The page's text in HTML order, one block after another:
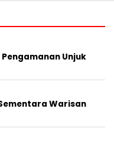
Unjuk
Warisan